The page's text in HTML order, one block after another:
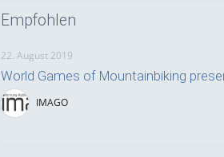
Empfohlen
22. August 2019
World Games of Mountainbiking
IMAGO